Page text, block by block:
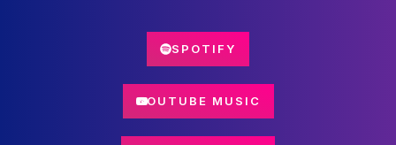
SPOTIFY
YOUTUBE MUSIC